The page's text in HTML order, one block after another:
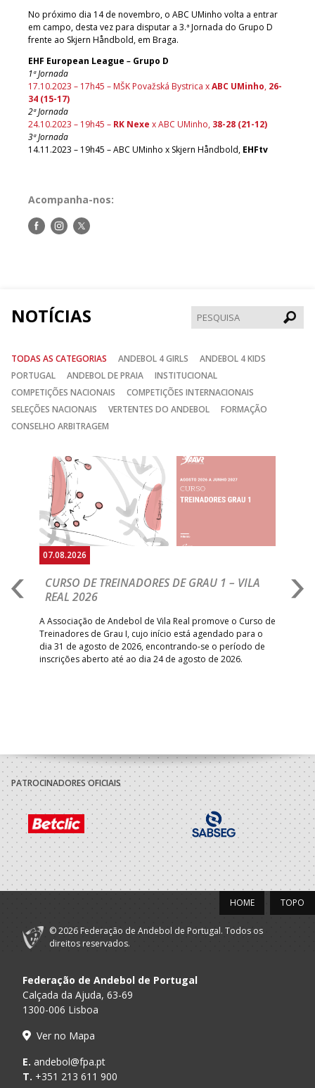
No próximo dia 14 de novembro, o ABC UMinho volta a entrar
em campo, desta vez para disputar a 3.ª Jornada do Grupo D
frente ao Skjern Håndbold, em Braga.
EHF European League – Grupo D
1ª Jornada
17.10.2023 – 17h45 – MŠK Považská Bystrica xABC UMinho, 26-
34 (15-17)
2ª Jornada
24.10.2023 – 19h45 – RK Nexe x ABC UMinho, 38-28 (21-12)
3ª Jornada
14.11.2023 – 19h45 – ABC UMinho x Skjern Håndbold, EHFtv
Acompanha-nos:
Siga-Siga-Siga-
NOTÍCIAS
TODAS AS CATEGORIAS ANDEBOL 4 GIRLS
ANDEBOL 4 KIDS
PORTUGAL
ANDEBOL DE PRAIA
INSTITUCIONAL
COMPETIÇÕES NACIONAIS
COMPETIÇÕES INTERNACIONAIS
SELEÇÕES NACIONAIS
VERTENTES DO ANDEBOL
FORMAÇÃO
CONSELHO ARBITRAGEM
07.08.2026
CURSO DE TREINADORES DE GRAU 1 – VILA
REAL 2026
A Associação de Andebol de Vila Real promove o Curso de
Treinadores de Grau I, cujo início está agendado para o
dia 31 de agosto de 2026, encontrando-se o período de
inscrições aberto até ao dia 24 de agosto de 2026.
Anterior
PATROCINADORES OFICIAIS
TOPO
HOME
© 2026 Federação de Andebol de Portugal. Todos os
direitos reservados.
Federação de Andebol de Portugal
Calçada da Ajuda, 63-69
1300-006 Lisboa
Ver no Mapa
E. andebol@fpa.pt
T. +351 213 611 900